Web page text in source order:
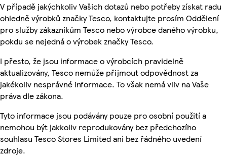
V případě jakýchkoliv Vašich dotazů nebo potřeby získat radu
ohledně výrobků značky Tesco, kontaktujte prosím Oddělení
pro služby zákazníkům Tesco nebo výrobce daného výrobku,
pokdu se nejedná o výrobek značky Tesco.
I přesto, že jsou informace o výrobcích pravidelně
aktualizovány, Tesco nemůže přijmout odpovědnost za
jakékoliv nesprávné informace. To však nemá vliv na Vaše
práva dle zákona.
Tyto informace jsou podávány pouze pro osobní použití a
nemohou být jakkoliv reprodukovány bez předchozího
souhlasu Tesco Stores Limited ani bez řádného uvedení
zdroje.